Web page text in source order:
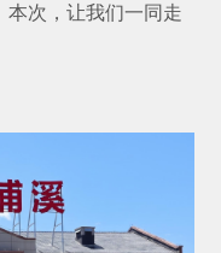
本次，让我们一同走